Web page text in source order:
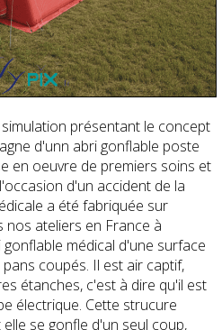
présentant le concept
d'unn abri gonflable poste
en oeuvre de premiers soins et
d'un accident de la
a été fabriquée sur
nos ateliers en France à
médical d'une surface
coupés. Il est air captif,
étanches, c'est à dire qu'il est
électrique. Cette strucure
se gonfle d'un seul coup,